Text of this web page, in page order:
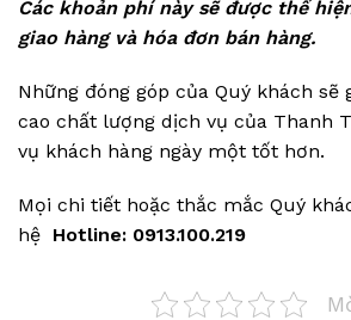
Các khoản phí này sẽ được thể
giao hàng và hóa đơn bán hàng.
Những đóng góp của Quý khách sẽ
cao chất lượng dịch vụ của Thanh
vụ khách hàng ngày một tốt hơn.
Mọi chi tiết hoặc thắc mắc Quý
hệ Hotline: 0913.100.219